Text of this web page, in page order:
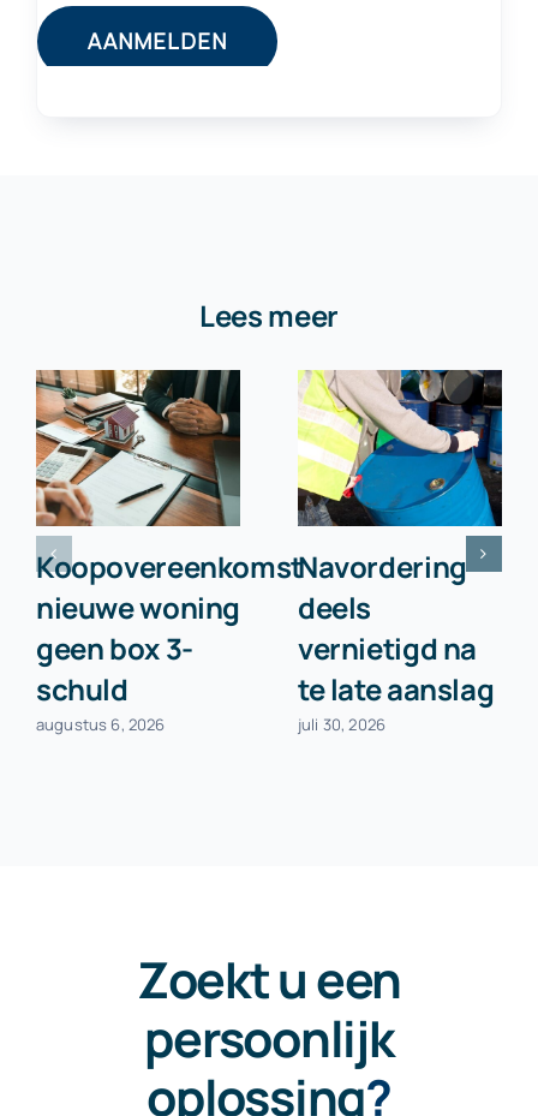
Lees meer
Koopovereenkomst
nieuwe woning
geen box 3-
schuld
augustus 6, 2026
Navordering
deels
vernietigd na
te late aanslag
juli 30, 2026
Zoekt u een
persoonlijk
oplossing?